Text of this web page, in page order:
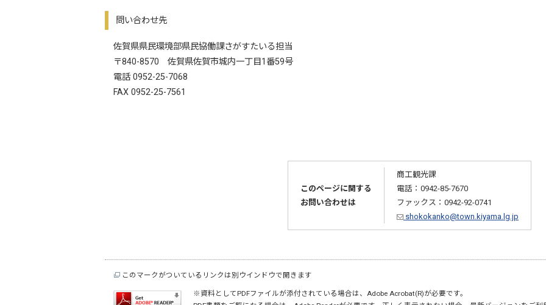
問い合わせ先
佐賀県県民環境部県民協働課さがすたいる担当
〒840-8570 佐賀県佐賀市城内一丁目1番59号
電話 0952-25-7068
FAX 0952-25-7561
このページに関する
お問い合わせは
商工観光課
電話：0942-85-7670
ファックス：0942-92-0741
shokokanko@town.kiyama.lg.jp
このマークがついているリンクは別ウインドウで開きます
※資料としてPDFファイルが添付されている場合は、Adobe Acrobat(R)が必要です。